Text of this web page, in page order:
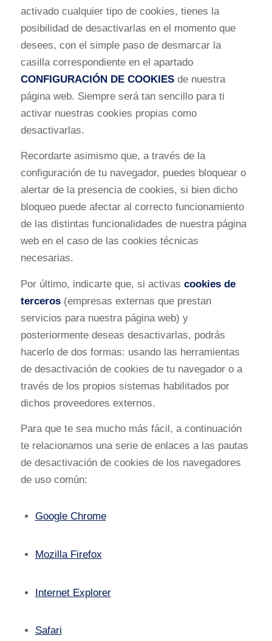
activado cualquier tipo de cookies, tienes la
posibilidad de desactivarlas en el momento que
desees, con el simple paso de desmarcar la
casilla correspondiente en el apartado
CONFIGURACIÓN DE COOKIES de nuestra
página web. Siempre será tan sencillo para ti
activar nuestras cookies propias como
desactivarlas.
Recordarte asimismo que, a través de la
configuración de tu navegador, puedes bloquear o
alertar de la presencia de cookies, si bien dicho
bloqueo puede afectar al correcto funcionamiento
de las distintas funcionalidades de nuestra página
web en el caso de las cookies técnicas
necesarias.
Por último, indicarte que, si activas cookies de
terceros(empresas externas que prestan
servicios para nuestra página web) y
posteriormente deseas desactivarlas, podrás
hacerlo de dos formas: usando las herramientas
de desactivación de cookies de tu navegador o a
través de los propios sistemas habilitados por
dichos proveedores externos.
Para que te sea mucho más fácil, a continuación
te relacionamos una serie de enlaces a las pautas
de desactivación de cookies de los navegadores
de uso común:
Google Chrome
Mozilla Firefox
Internet Explorer
Safari